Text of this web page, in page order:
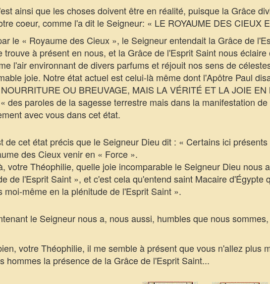
ainsi que les choses doivent être en réalité, puisque la Grâce
coeur, comme l'a dit le Seigneur: « LE ROYAUME DES CIEUX
le « Royaume des Cieux », le Seigneur entendait la Grâce de
trouve à présent en nous, et la Grâce de l'Esprit Saint nous
l'air environnant de divers parfums et réjouit nos sens de
joie. Notre état actuel est celui-là même dont l'Apôtre Paul
OU BREUVAGE, MAIS LA VÉRITÉ ET LA JOIE
des paroles de la sagesse terrestre mais dans la manifestation
avec vous dans cet état.
cet état précis que le Seigneur Dieu dit : « Certains ici
des Cieux venir en « Force ».
Théophilie, quelle joie incomparable le Seigneur Dieu nous
de l'Esprit Saint », et c'est cela qu'entend saint Macaire d'Égypte
moi-même en la plénitude de l'Esprit Saint ».
le Seigneur nous a, nous aussi, humbles que nous
votre Théophilie, il me semble à présent que vous n'allez plus
hommes la présence de la Grâce de l'Esprit Saint...